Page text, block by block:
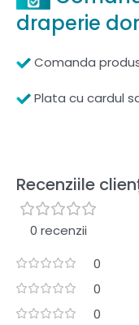
draperie
Comanda
Plata cu cardul
Recenziile
0 recenzii
0
0
0